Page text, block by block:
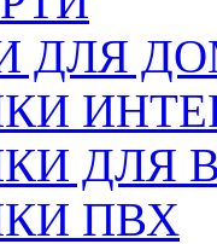
ДЛЯ
ДЛЯ
ПВХ